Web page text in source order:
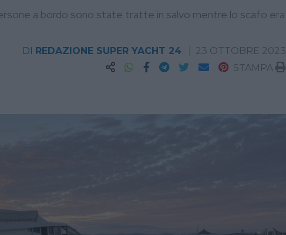
a bordo sono state tratte in salvo mentre lo scafo era
DI REDAZIONE SUPER YACHT 24
23 OTTOBRE 2023
STAMPA